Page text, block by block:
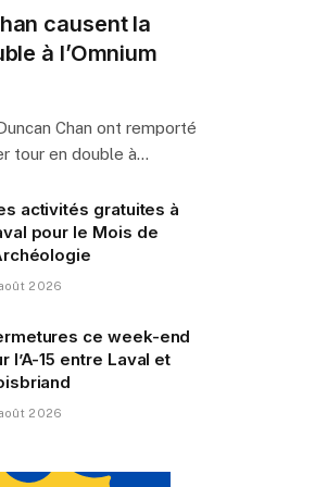
causent la
à l’Omnium
Chan ont remporté
tour en double à…
activités gratuites à
pour le Mois de
2026
ce week-end
l’A-15 entre Laval et
2026